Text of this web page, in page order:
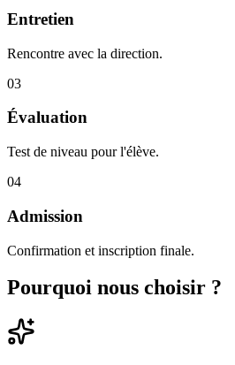
Entretien
Rencontre avec la direction.
03
Évaluation
Test de niveau pour l'élève.
04
Admission
Confirmation et inscription finale.
Pourquoi nous choisir ?